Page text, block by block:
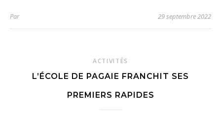
Par 29 septembre 2022
ACTIVITÉS
L’ÉCOLE DE PAGAIE FRANCHIT SES
PREMIERS RAPIDES